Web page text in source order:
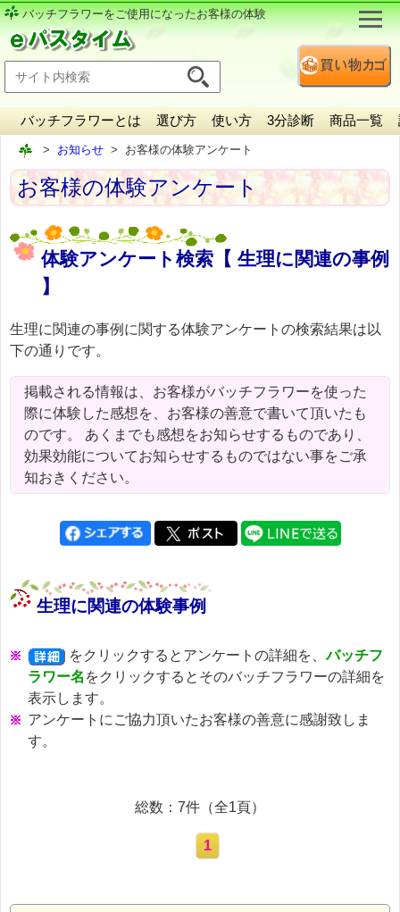
バッチフラワーをご使用になったお客様の体験
バッチフラワーとは 選び方 使い方 3分診断 商品一覧
お知らせ お客様の体験アンケート
お客様の体験アンケート
体験アンケート検索【 生理に関連の事例
】
生理に関連の事例に関する体験アンケートの検索結果は以
下の通りです。
掲載される情報は、お客様がバッチフラワーを使った
際に体験した感想を、お客様の善意で書いて頂いたも
のです。 あくまでも感想をお知らせするものであり、
効果効能についてお知らせするものではない事をご承
知おきください。
生理に関連の体験事例
をクリックするとアンケートの詳細を、バッチフ
ラワー名 をクリックするとそのバッチフラワーの詳細を
表示します。
アンケートにご協力頂いたお客様の善意に感謝致しま
す。
総数：7件（全1頁）
1